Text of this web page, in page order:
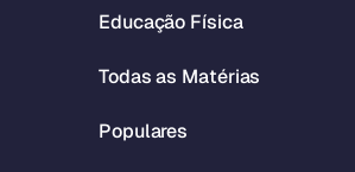
Educação Física
Todas as Matérias
Populares